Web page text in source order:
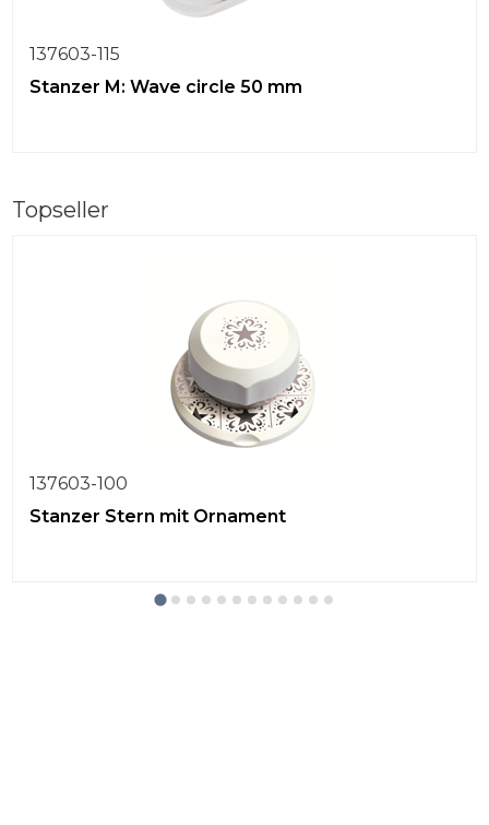
137603-115
Stanzer M: Wave circle 50 mm
Topseller
137603-100
Stanzer Stern mit Ornament